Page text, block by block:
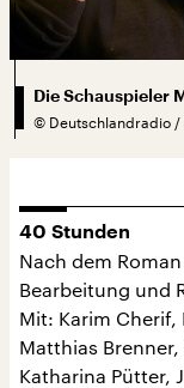
Die Schauspieler
© Deutschlandradio /
40 Stunden
Nach dem
Bearbeitung und
Mit: Karim Cherif,
Matthias
Katharina Pütter,